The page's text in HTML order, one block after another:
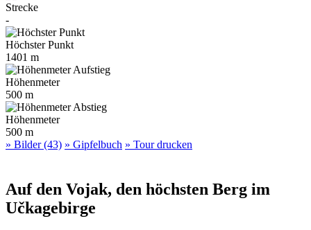
Strecke
-
Höchster Punkt
1401 m
Höhenmeter
500 m
Höhenmeter
500 m
» Bilder (43) » Gipfelbuch » Tour drucken
Auf den Vojak, den höchsten Berg im
Učkagebirge